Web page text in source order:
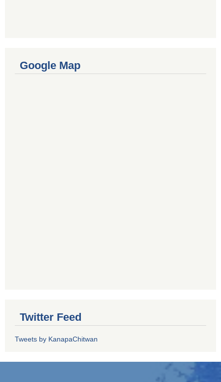
Google Map
Twitter Feed
Tweets by KanapaChitwan